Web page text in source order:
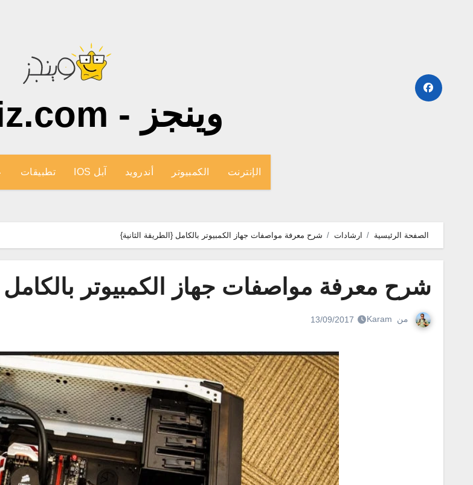
وينجز - wingiz.com
الإنترنت الكمبيوتر أندرويد آبل IOS تطبيقات
الصفحة الرئيسية ارشادات شرح معرفة مواصفات جهاز الكمبيوتر بالكامل {الطريقة الثانية}
شرح معرفة مواصفات جهاز الكمبيوتر بالكامل
من Karam
13/09/2017